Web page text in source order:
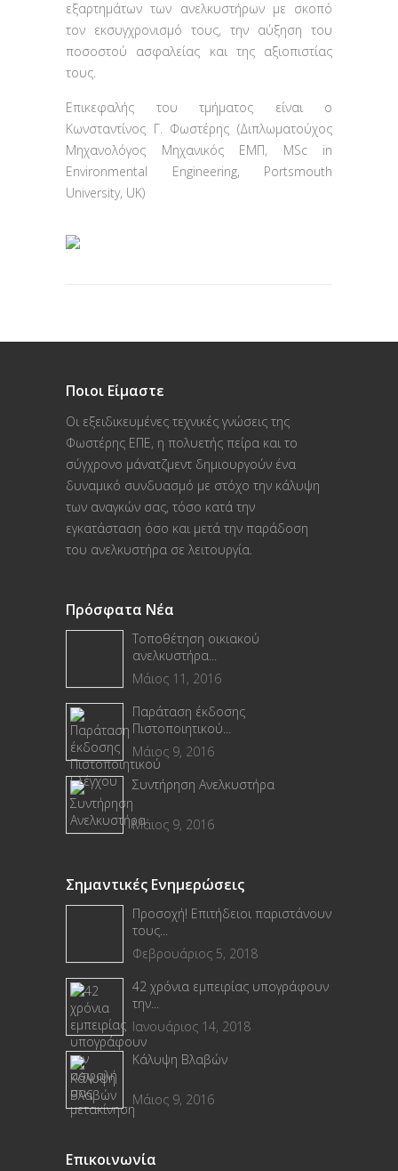
εξαρτημάτων των ανελκυστήρων με σκοπό
τον εκσυγχρονισμό τους, την αύξηση του
ποσοστού ασφαλείας και της αξιοπιστίας
τους.
Επικεφαλής του τμήματος είναι ο
Κωνσταντίνος Γ. Φωστέρης (Διπλωματούχος
Μηχανολόγος Μηχανικός ΕΜΠ, ΜSc in
Environmental Engineering, Portsmouth
University, UK)
Ποιοι Είμαστε
Οι εξειδικευμένες τεχνικές γνώσεις της
Φωστέρης ΕΠΕ, η πολυετής πείρα και το
σύγχρονο μάνατζμεντ δημιουργούν ένα
δυναμικό συνδυασμό με στόχο την κάλυψη
των αναγκών σας, τόσο κατά την
εγκατάσταση όσο και μετά την παράδοση
του ανελκυστήρα σε λειτουργία.
Πρόσφατα Νέα
Τοποθέτηση οικιακού
ανελκυστήρα...
Μάιος 11, 2016
Παράταση έκδοσης
Πιστοποιητικού...
Μάιος 9, 2016
Συντήρηση Ανελκυστήρα
Μάιος 9, 2016
Σημαντικές Ενημερώσεις
Προσοχή! Επιτήδειοι παριστάνουν
τους...
Φεβρουάριος 5, 2018
42 χρόνια εμπειρίας υπογράφουν
την...
Ιανουάριος 14, 2018
Κάλυψη Βλαβών
Μάιος 9, 2016
Επικοινωνία